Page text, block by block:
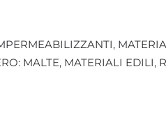
,
MALTE, MATERIALI EDILI,